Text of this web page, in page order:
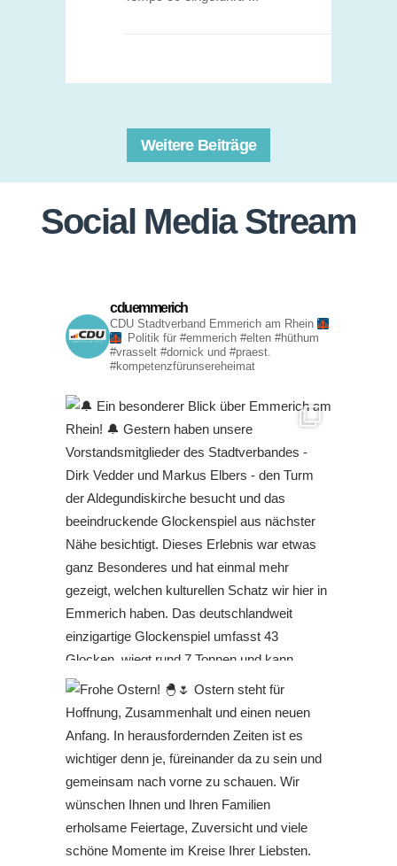
Weitere Beiträge
Social Media Stream
cduemmerich
CDU Stadtverband Emmerich am Rhein
Politik für #emmerich #elten #hüthum
#vrasselt #dornick und #praest.
#kompetenzfürunsereheimat